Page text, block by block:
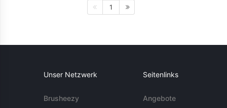
1
Unser Netzwerk
Brusheezy
Seitenlinks
Angebote